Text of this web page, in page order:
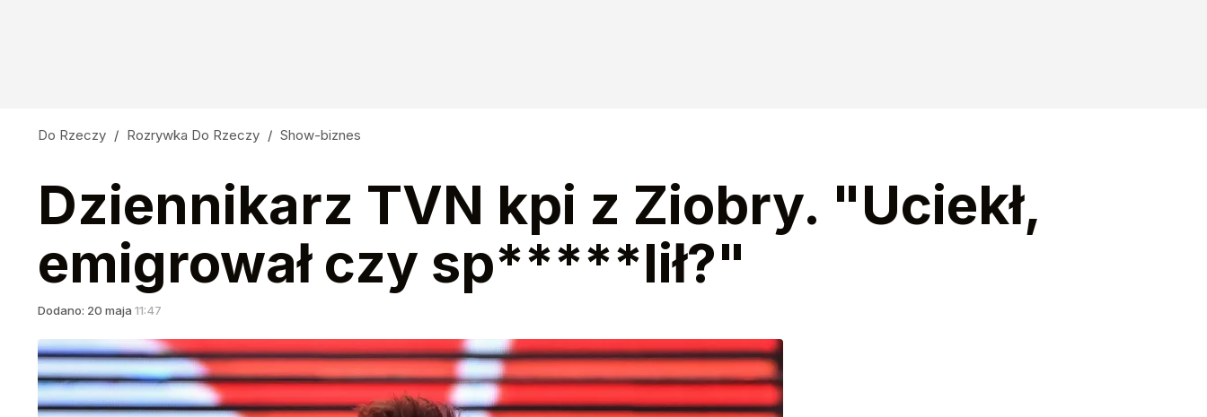
Do Rzeczy / Rozrywka Do Rzeczy / Show-biznes
Dziennikarz TVN kpi z Ziobry. "Uciekł,
emigrował czy sp*****lił?"
Dodano: 20 maja 11:47